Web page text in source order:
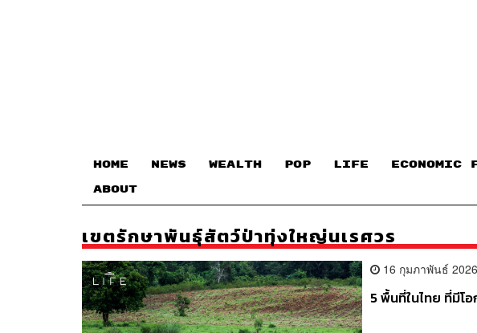
HOME NEWS WEALTH POP LIFE ECONOMIC
ABOUT
เขตรักษาพันธุ์สัตว์ป่าทุ่งใหญ่นเรศวร
16 กุมภาพันธ์ 2026
5 พื้นที่ในไทย ที่มีโอ